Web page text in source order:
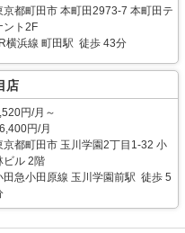
は、年代や居住地に関係なくお
の解約）。料金は6,480円～/月に
ントランスを構えるトランクル
トがありながら、高架下の車通
出し入れにも便利な場所という
「地域に根ざして事業を行って
ートには自信があります」と笑
屋が用意されているので、みな
所ではないだろうか。
いるため、万が一に備え防犯カ
ッフが回っています。エントラ
クガレージには監視モニターも
なく室内管理なので清掃も行き
備（温度管理、湿度管理）も完
デリケートな衣類や木製の製
や契約について
に連絡したり、当日でも都合が
に関しては、マリンボックスで
との契約をしていただいている
かんたん契約で行います。初月
、解約のお申込もいつでも可能で
）。料金はトランクルームが
ります。 編集後記 「街
スペースを見たとき、そんな感
京都町田市 本町田2973-7 本町田テ
ント2F
横浜線 町田駅 徒歩 43分
店
円/月～
円/月
京都町田市 玉川学園2丁目1-32 小
ビル 2階
田急小田原線 玉川学園前駅 徒歩 5